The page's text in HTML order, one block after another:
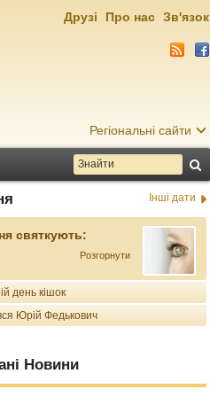
Регіональні сайти
Друзі Про нас Зв'язок
Інші дати
святкують:
Розгорнути
день кішок
Юрій Федькович
Новини